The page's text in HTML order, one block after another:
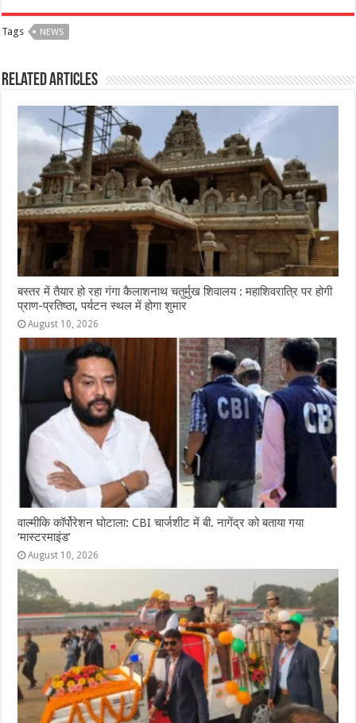
c
e
b
o
o
k
at
A
p
p
ss
n
g
e
r
itt
r
e
ra
m
ar
Tags NEWS
Related Articles
बस्तर में तैयार हो रहा गंगा कैलाशनाथ चतुर्मुख शिवालय : महाशिवरात्रि पर होगी
प्राण-प्रतिष्ठा, पर्यटन स्थल में होगा शुमार
August 10, 2026
वाल्मीकि कॉर्पोरेशन घोटाला: CBI चार्जशीट में बी. नागेंद्र को बताया गया
‘मास्टरमाइंड’
August 10, 2026